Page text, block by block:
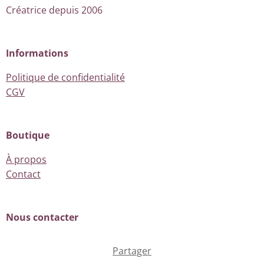
Créatrice depuis 2006
Informations
Politique de confidentialité
CGV
Boutique
À propos
Contact
Nous contacter
Partager